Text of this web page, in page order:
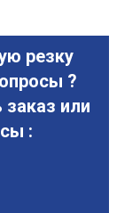
резку
?
или
: